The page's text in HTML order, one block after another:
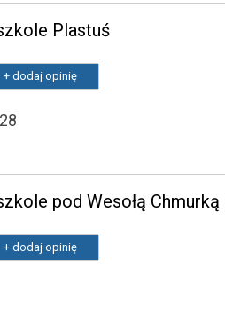
Plastuś
+ dodaj opinię
pod Wesołą Chmurką
+ dodaj opinię